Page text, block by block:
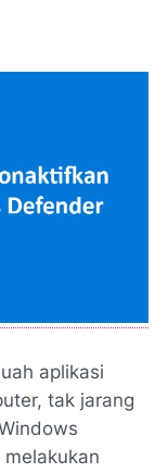
aplikasi
tak jarang